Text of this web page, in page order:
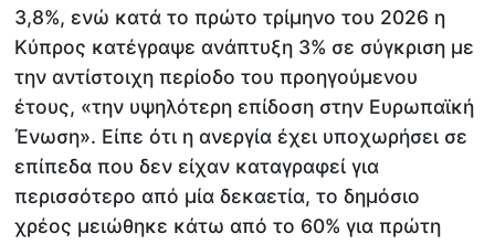
3,8%, ενώ κατά το πρώτο τρίμηνο του 2026 η
Κύπρος κατέγραψε ανάπτυξη 3% σε σύγκριση με
την αντίστοιχη περίοδο του προηγούμενου
έτους, «την υψηλότερη επίδοση στην Ευρωπαϊκή
Ένωση». Είπε ότι η ανεργία έχει υποχωρήσει σε
επίπεδα που δεν είχαν καταγραφεί για
περισσότερο από μία δεκαετία, το δημόσιο
χρέος μειώθηκε κάτω από το 60% για πρώτη